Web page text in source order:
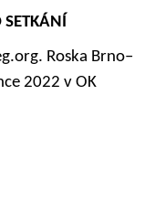
SETKÁNÍ
Roska Brno–
2022 v OK